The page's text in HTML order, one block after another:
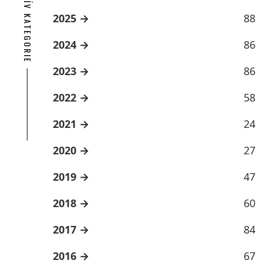
ARCHÍV KATEGORIE 2025
88
2024
86
2023
86
2022
58
2021
24
2020
27
2019
47
2018
60
2017
84
2016
67